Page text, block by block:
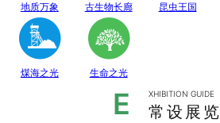
地质万象 古生物长廊 昆虫王国
煤海之光 生命之光
E XHIBITION GUIDE
常设展览